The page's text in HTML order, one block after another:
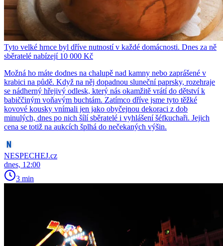
Tyto velké hrnce byl dříve nutností v každé domácnosti. Dnes za ně
sběratelé nabízejí 10 000 Kč
Možná ho máte dodnes na chalupě nad kamny nebo zaprášené v
krabici na půdě. Když na něj dopadnou sluneční paprsky, rozehraje
se nádherný hřejivý odlesk, který nás okamžitě vrátí do dětství k
babiččiným voňavým buchtám. Zatímco dříve jsme tyto těžké
kovové kousky vnímali jen jako obyčejnou dekoraci z dob
minulých, dnes po nich šílí sběratelé i vyhlášení šéfkuchaři. Jejich
cena se totiž na aukcích šplhá do nečekaných výšin.
NESPECHEJ.cz
dnes, 12:00
3 min